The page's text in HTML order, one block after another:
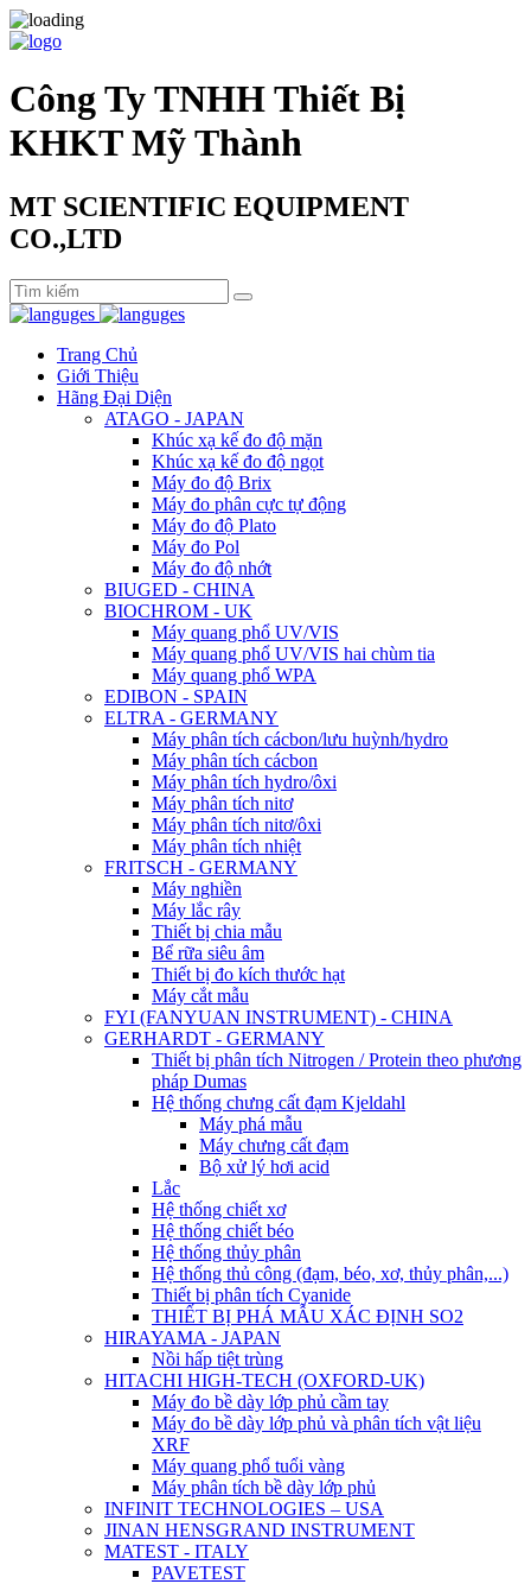
Công Ty TNHH Thiết Bị
KHKT Mỹ Thành
MT SCIENTIFIC EQUIPMENT
CO.,LTD
Trang Chủ
Giới Thiệu
Hãng Đại Diện
ATAGO - JAPAN
Khúc xạ kế đo độ mặn
Khúc xạ kế đo độ ngọt
Máy đo độ Brix
Máy đo phân cực tự động
Máy đo độ Plato
Máy đo Pol
Máy đo độ nhớt
BIUGED - CHINA
BIOCHROM - UK
Máy quang phổ UV/VIS
Máy quang phổ UV/VIS hai chùm tia
Máy quang phổ WPA
EDIBON - SPAIN
ELTRA - GERMANY
Máy phân tích cácbon/lưu huỳnh/hydro
Máy phân tích cácbon
Máy phân tích hydro/ôxi
Máy phân tích nitơ
Máy phân tích nitơ/ôxi
Máy phân tích nhiệt
FRITSCH - GERMANY
Máy nghiền
Máy lắc rây
Thiết bị chia mẫu
Bể rữa siêu âm
Thiết bị đo kích thước hạt
Máy cắt mẫu
FYI (FANYUAN INSTRUMENT) - CHINA
GERHARDT - GERMANY
Thiết bị phân tích Nitrogen / Protein theo phương
pháp Dumas
Hệ thống chưng cất đạm Kjeldahl
Máy phá mẫu
Máy chưng cất đạm
Bộ xử lý hơi acid
Lắc
Hệ thống chiết xơ
Hệ thống chiết béo
Hệ thống thủy phân
Hệ thống thủ công (đạm, béo, xơ, thủy phân,...)
Thiết bị phân tích Cyanide
THIẾT BỊ PHÁ MẪU XÁC ĐỊNH SO2
HIRAYAMA - JAPAN
Nồi hấp tiệt trùng
HITACHI HIGH-TECH (OXFORD-UK)
Máy đo bề dày lớp phủ cầm tay
Máy đo bề dày lớp phủ và phân tích vật liệu
XRF
Máy quang phổ tuổi vàng
Máy phân tích bề dày lớp phủ
INFINIT TECHNOLOGIES – USA
JINAN HENSGRAND INSTRUMENT
MATEST - ITALY
PAVETEST